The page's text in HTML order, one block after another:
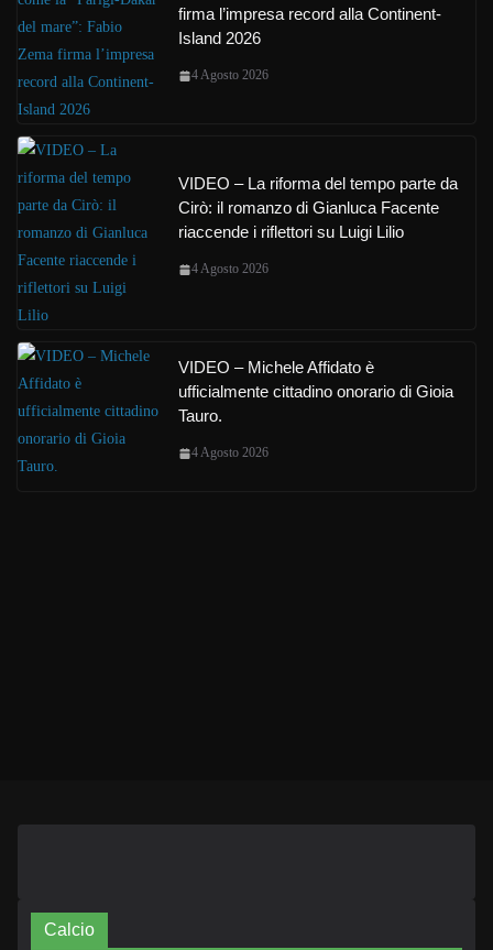
firma l’impresa record alla Continent-
Island 2026
4 Agosto 2026
VIDEO – La riforma del tempo parte da
Cirò: il romanzo di Gianluca Facente
riaccende i riflettori su Luigi Lilio
4 Agosto 2026
VIDEO – Michele Affidato è
ufficialmente cittadino onorario di Gioia
Tauro.
4 Agosto 2026
Calcio